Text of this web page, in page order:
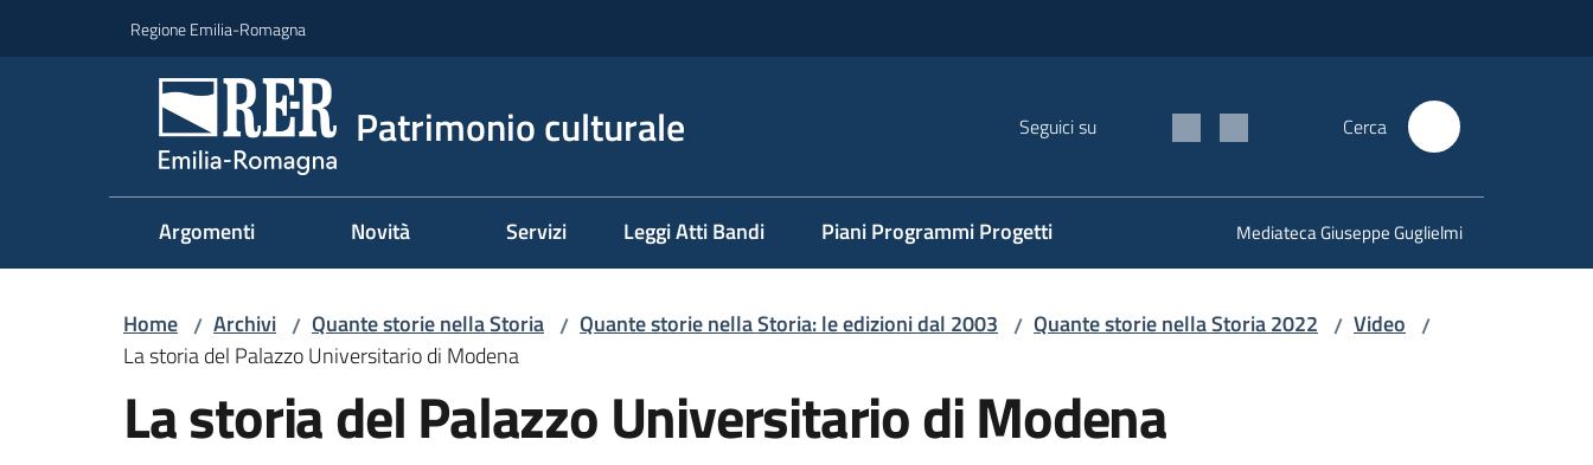
Regione Emilia-Romagna
Patrimonio culturale Seguici su Cerca
Argomenti Novità Servizi Leggi Atti Bandi Piani Programmi Progetti Mediateca Giuseppe Guglielmi
Home / Archivi / Quante storie nella Storia / Quante storie nella Storia: le edizioni dal 2003 / Quante storie nella Storia 2022 / Video /
La storia del Palazzo Universitario di Modena
La storia del Palazzo Universitario di Modena